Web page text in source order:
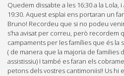
Quedem dissabte a les 16:30 a la Lola,
19:30. Aquest esplai ens portaran un
Bruno! Recordeu que si no podeu venir
s’ha avisat per correu, però recordem
campaments per les famílies que és la
( de manera que la majoria de families
assistissiu) I també es faran els
petons dels vostres cantimoniis!! Us hi